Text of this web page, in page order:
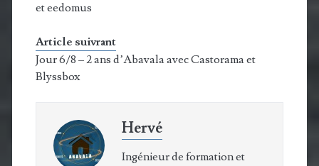
et eedomus
Article suivrant
Jour 6/8 – 2 ans d’Abavala avec Castorama et
Blyssbox
Hervé
Ingénieur de formation et